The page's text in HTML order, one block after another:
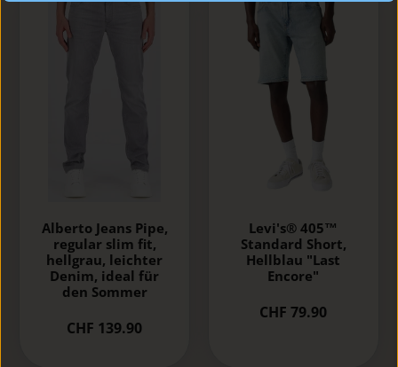
Alberto Jeans Pipe,
regular slim fit,
hellgrau, leichter
Denim, ideal für
den Sommer
CHF 139.90
Levi's® 405™
Standard Short,
Hellblau "Last
Encore"
CHF 79.90